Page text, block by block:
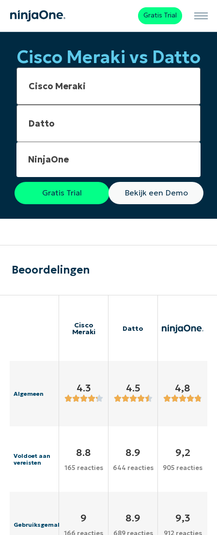
Gratis Trial
Cisco Meraki vs Datto
NinjaOne
Gratis Trial Bekijk een Demo
Beoordelingen
Cisco
Meraki Datto
Algemeen 4.3 4.5 4,8
Voldoet aan
vereisten
8.8
165 reacties
8.9
644 reacties
9,2
905 reacties
Gebruiksgemak
9
166 reacties
8.9
689 reacties
9,3
912 reacties